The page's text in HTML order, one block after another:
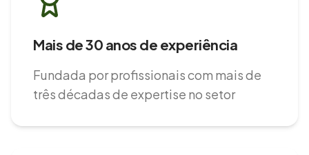
Mais de 30 anos de experiência
Fundada por profissionais com mais de
três décadas de expertise no setor